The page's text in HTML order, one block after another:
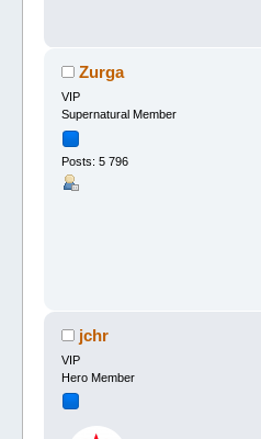
Zurga
VIP
Supernatural Member
Posts: 5 796
jchr
VIP
Hero Member